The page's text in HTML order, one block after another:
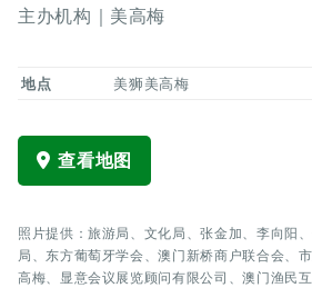
主办机构｜美高梅
地点 美狮美高梅
查看地图
照片提供：旅游局、文化局、张金加、李向阳
局、东方葡萄牙学会、澳门新桥商户联合会、
高梅、显意会议展览顾问有限公司、澳门渔民